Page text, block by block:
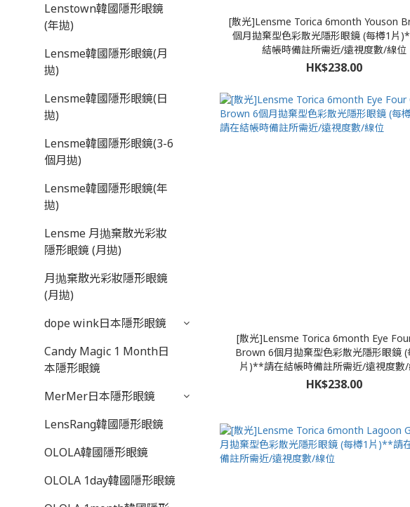
Lenstown韓國隱形眼鏡
(年拋)
Lensme韓國隱形眼鏡(月
拋)
Lensme韓國隱形眼鏡(日
拋)
Lensme韓國隱形眼鏡(3-6
個月拋)
Lensme韓國隱形眼鏡(年
拋)
Lensme 月抛棄散光彩妝
隱形眼鏡 (月拋)
月抛棄散光彩妝隱形眼鏡
(月拋)
dope wink日本隱形眼鏡
Candy Magic 1 Month日
本隱形眼鏡
MerMer日本隱形眼鏡
LensRang韓國隱形眼鏡
OLOLA韓國隱形眼鏡
OLOLA 1day韓國隱形眼鏡
[散光]Lensme Torica 6month Youson
個月拋棄型色彩散光隱形眼鏡 (每樽1片
結帳時備註所需近/遠視度數/線位
HK$238.00
[散光]Lensme Torica 6month Eye
Brown 6個月拋棄型色彩散光隱形眼鏡 (
片)**請在結帳時備註所需近/遠視度數
HK$238.00